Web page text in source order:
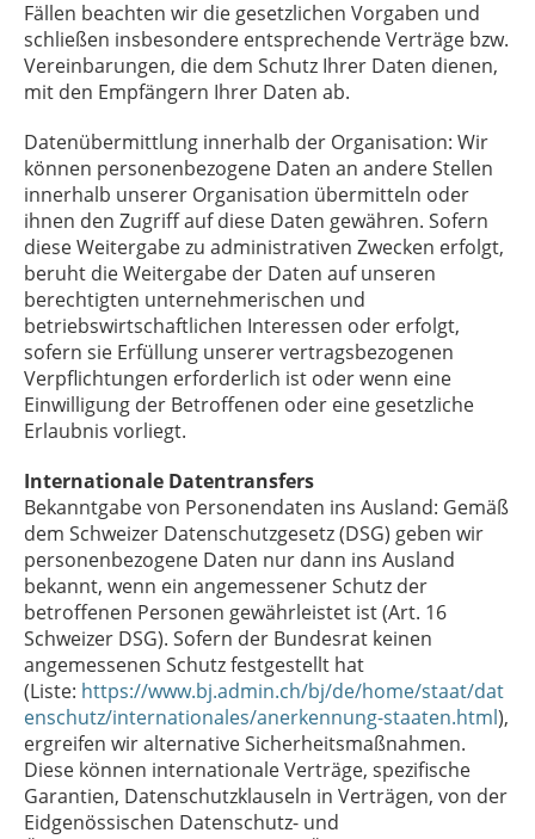
Fällen beachten wir die gesetzlichen Vorgaben und
schließen insbesondere entsprechende Verträge bzw.
Vereinbarungen, die dem Schutz Ihrer Daten dienen,
mit den Empfängern Ihrer Daten ab.
Datenübermittlung innerhalb der Organisation: Wir
können personenbezogene Daten an andere Stellen
innerhalb unserer Organisation übermitteln oder
ihnen den Zugriff auf diese Daten gewähren. Sofern
diese Weitergabe zu administrativen Zwecken erfolgt,
beruht die Weitergabe der Daten auf unseren
berechtigten unternehmerischen und
betriebswirtschaftlichen Interessen oder erfolgt,
sofern sie Erfüllung unserer vertragsbezogenen
Verpflichtungen erforderlich ist oder wenn eine
Einwilligung der Betroffenen oder eine gesetzliche
Erlaubnis vorliegt.
Internationale Datentransfers
Bekanntgabe von Personendaten ins Ausland: Gemäß
dem Schweizer Datenschutzgesetz (DSG) geben wir
personenbezogene Daten nur dann ins Ausland
bekannt, wenn ein angemessener Schutz der
betroffenen Personen gewährleistet ist (Art. 16
Schweizer DSG). Sofern der Bundesrat keinen
angemessenen Schutz festgestellt hat
(Liste: https://www.bj.admin.ch/bj/de/home/staat/dat
enschutz/internationales/anerkennung-staaten.html),
ergreifen wir alternative Sicherheitsmaßnahmen.
Diese können internationale Verträge, spezifische
Garantien, Datenschutzklauseln in Verträgen, von der
Eidgenössischen Datenschutz- und